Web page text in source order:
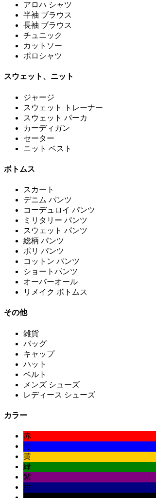
アロハ シャツ
半袖 ブラウス
長袖 ブラウス
チュニック
カットソー
ポロシャツ
スウェット、ニット
ジャージ
スウェット トレーナー
スウェット パーカ
カーディガン
セーター
ニット ベスト
ボトムス
スカート
デニム パンツ
コーデュロイ パンツ
ミリタリー パンツ
スウェット パンツ
総柄 パンツ
ポリ パンツ
コットン パンツ
ショートパンツ
オーバーオール
リメイク ボトムス
その他
雑貨
バッグ
キャップ
ハット
ベルト
メンズ シューズ
レディース シューズ
カラー
赤
青
黄
緑
紫
紺